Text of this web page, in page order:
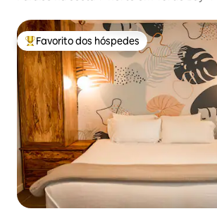
Favoritos dos hóspedes mais apreciados
Favorito dos hóspedes